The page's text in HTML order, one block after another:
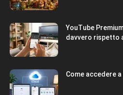
YouTube
davvero rispetto
Come accedere a